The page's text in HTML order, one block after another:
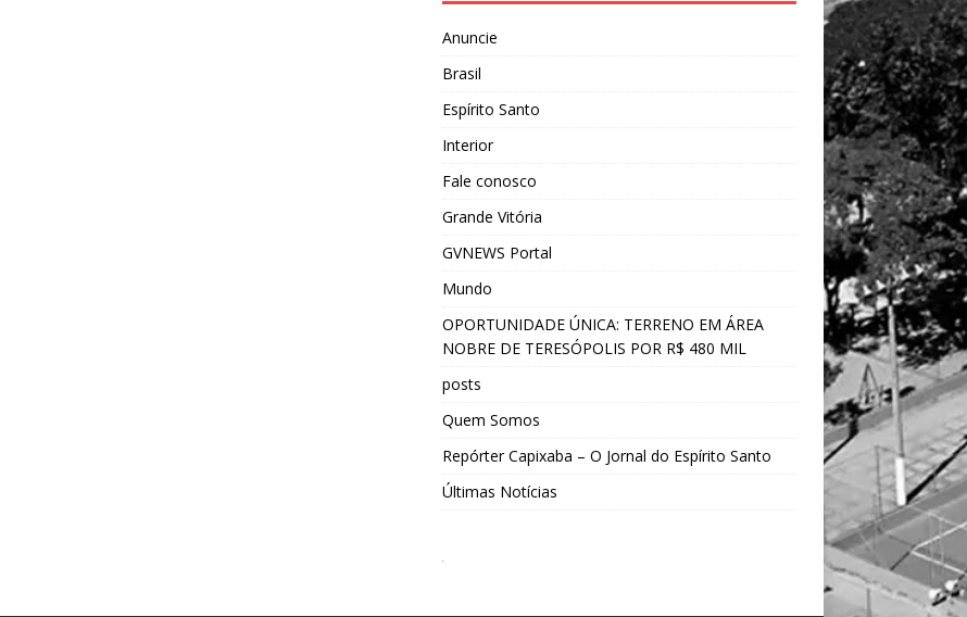
Anuncie
Brasil
Espírito Santo
Interior
Fale conosco
Grande Vitória
GVNEWS Portal
Mundo
OPORTUNIDADE ÚNICA: TERRENO EM ÁREA
NOBRE DE TERESÓPOLIS POR R$ 480 MIL
posts
Quem Somos
Repórter Capixaba – O Jornal do Espírito Santo
Últimas Notícias